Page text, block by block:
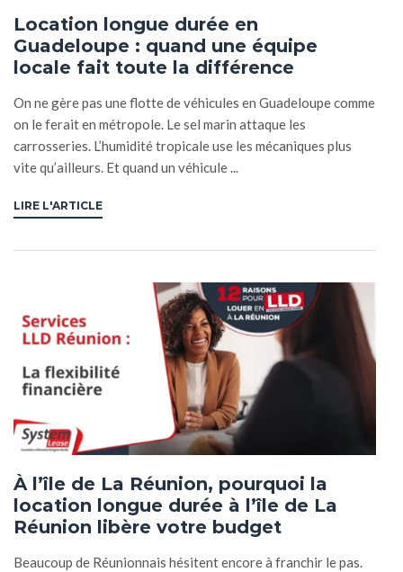
Location longue durée en
Guadeloupe : quand une équipe
locale fait toute la différence
On ne gère pas une flotte de véhicules en Guadeloupe comme
on le ferait en métropole. Le sel marin attaque les
carrosseries. L’humidité tropicale use les mécaniques plus
vite qu’ailleurs. Et quand un véhicule ...
LIRE L'ARTICLE
À l’île de La Réunion, pourquoi la
location longue durée à l’île de La
Réunion libère votre budget
Beaucoup de Réunionnais hésitent encore à franchir le pas.